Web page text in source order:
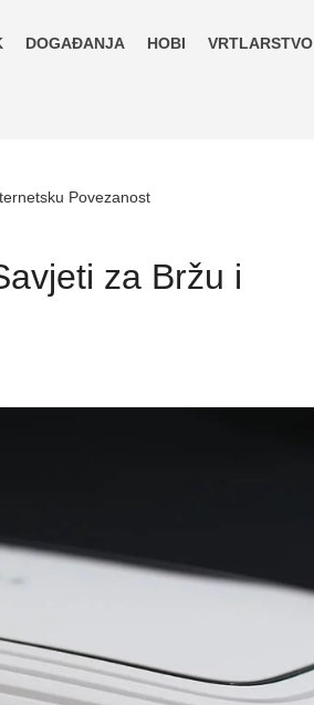
DOGAĐANJA HOBI VRTLARSTVO
Povezanost
za Bržu i